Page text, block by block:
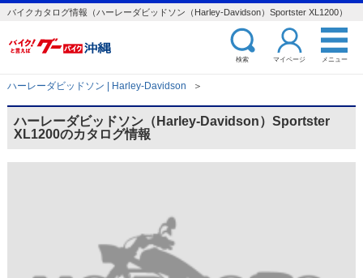
バイクカタログ情報（ハーレーダビッドソン（Harley-Davidson）Sportster XL1200）
検索 マイページ メニュー
ハーレーダビッドソン | Harley-Davidson ＞
ハーレーダビッドソン（Harley-Davidson）Sportster
XL1200のカタログ情報